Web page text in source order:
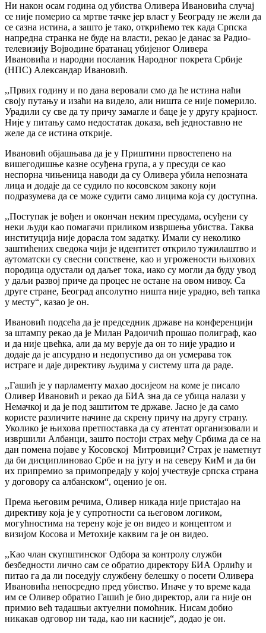
Ни након осам година од убиства Оливера Ивановића случај
се није померио са мртве тачке јер власт у Београду не жели да
се сазна истина, а зашто је тако, открићемо тек када Српска
напредна странка не буде на власти, рекао је данас за Радио-
телевизију Војводине братанац убијеног Оливера
Ивановића и народни посланик Народног покрета Србије
(НПС) Александар Ивановић.
,,Првих годину и по дана веровали смо да ће истина наћи
своју путању и изаћи на видело, али ништа се није померило.
Урадили су све да ту причу замагле и баце је у другу крајност.
Није у питању само недостатак доказа, већ једноставно не
желе да се истина открије.
Ивановић објашњава да је у Приштини првостепено на
вишегодишње казне осуђена група, а у пресуди се као
неспорна чињеница наводи да су Оливера убила непозната
лица и додаје да се судило по косовском закону који
подразумева да се може судити само лицима која су доступна.
,,Поступак је вођен и окончан неким пресудама, осуђени су
неки људи као помагачи приликом извршења убиства. Таква
институција није дорасла том задатку. Имали су неколико
заштићених сведока чији је идентитет открило тужилаштво и
аутоматски су свесни сопствене, као и угрожености њихових
породица одустали од даљег тока, иако су могли да буду увод
у даљи развој приче да процес не остане на овом нивоу. Са
друге стране, Београд апсолутно ништа није урадио, већ тапка
у месту“, казао је он.
Ивановић подсећа да је председник државе на конференцији
за штампу рекао да је Милан Радоичић прошао полиграф, као
и да није цвећка, али да му верује да он то није урадио и
додаје да је апсурдно и недопустиво да он усмерава ток
истраге и даје директиву људима у систему шта да раде.
,,Гашић је у парламенту махао досијеом на коме је писало
Оливер Ивановић и рекао да БИА зна да се убица налази у
Немачкој и да је под заштитом те државе. Јасно је да само
користе различите начине да скрену причу на другу страну.
Уколико је њихова претпоставка да су атентат организовали и
извршили Албанци, зашто постоји страх међу Србима да се на
дан помена појаве у Косовској Митровици? Страх је наметнут
да би дисциплиновао Србе и на југу и на северу КиМ и да би
их припремио за примопредају у којој учествује српска страна
у договору са албанском“, оценио је он.
Према његовим речима, Оливер никада није пристајао на
директиву која је у супротности са његовом логиком,
могућностима на терену које је он видео и концептом и
визијом Косова и Метохије каквим га је он видео.
,,Као члан скупштинског Одбора за контролу служби
безбедности лично сам се обратио директору БИА Орлићу и
питао га да ли поседују службену белешку о посети Оливера
Ивановића непосредно пред убиство. Иначе у то време када
им се Оливер обратио Гашић је био директор, али га није он
примио већ тадашњи актуелни помоћник. Нисам добио
никакав одговор ни тада, као ни касније“, додао је он.